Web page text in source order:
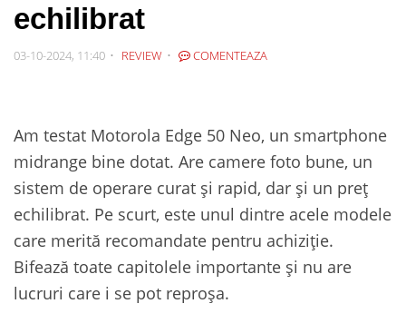
echilibrat
03-10-2024, 11:40 REVIEW COMENTEAZA
Am testat Motorola Edge 50 Neo, un smartphone
midrange bine dotat. Are camere foto bune, un
sistem de operare curat și rapid, dar și un preț
echilibrat. Pe scurt, este unul dintre acele modele
care merită recomandate pentru achiziție.
Bifează toate capitolele importante și nu are
lucruri care i se pot reproșa.